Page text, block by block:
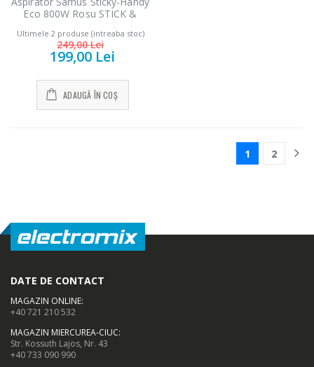
Eco 800W Rosu STICK &
Ultimele 2 produse (intreaba stoc)
249,00 Lei
199,00 Lei
ADAUGĂ ÎN COȘ
1 2
DATE DE CONTACT
MAGAZIN ONLINE:
+40 721 210 532
MAGAZIN MIERCUREA-CIUC:
Str. Kossuth Lajos, Nr. 43
+40 733 090 990